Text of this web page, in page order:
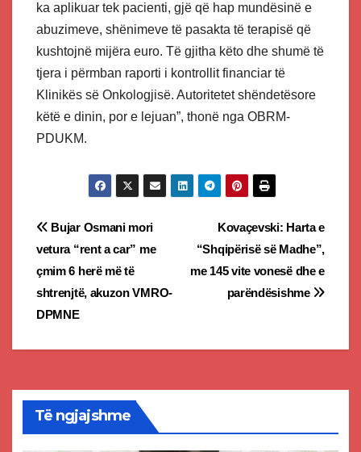
ka aplikuar tek pacienti, gjë që hap mundësinë e
abuzimeve, shënimeve të pasakta të terapisë që
kushtojnë mijëra euro. Të gjitha këto dhe shumë të
tjera i përmban raporti i kontrollit financiar të
Klinikës së Onkologjisë. Autoritetet shëndetësore
këtë e dinin, por e lejuan”, thonë nga OBRM-
PDUKM.
Post
navigation
Kovaçevski: Harta e
“Shqipërisë së Madhe”,
me 145 vite vonesë dhe e
parëndësishme
Bujar Osmani mori
vetura “rent a car” me
çmim 6 herë më të
shtrenjtë, akuzon VMRO-
DPMNE
Të ngjajshme